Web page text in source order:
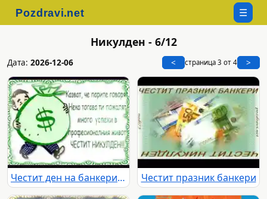
☰
Никулден - 6/12
Дата: 2026-12-06 < страница 3 от 4 >
Честит ден на банкерите Честит празник банкери